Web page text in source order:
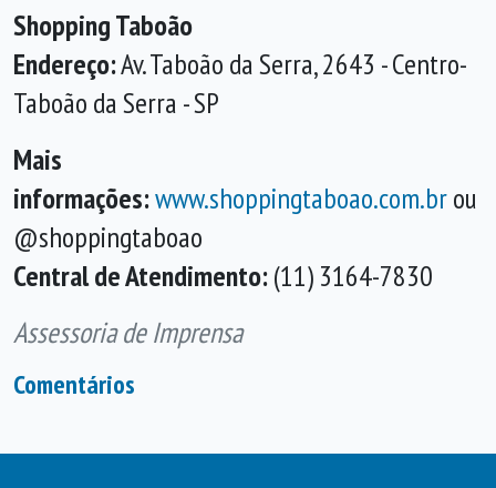
Shopping Taboão
Endereço:Av. Taboão da Serra, 2643 - Centro-
Taboão da Serra - SP
Mais
informações:www.shoppingtaboao.com.brou
@shoppingtaboao
Central de Atendimento:(11) 3164-7830
Assessoria de Imprensa
Comentários